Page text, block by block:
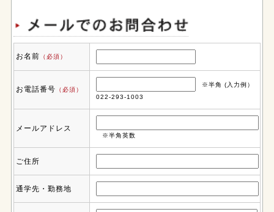
お名前 （必須）
お電話番号 （必須）
※半角 (入力例）
022-293-1003
メールアドレス
※半角英数
ご住所
通学先・勤務地